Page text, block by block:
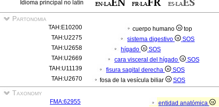
Idioma principal no latín
Partonomia
TAH:E10200 cuerpo humano
top
TAH:U2275
sistema digestivo
SOS
TAH:U2658
hígado
SOS
TAH:U2669
cara visceral del hígado
SOS
TAH:U11139
fisura sagital derecha
SOS
TAH:U2670
fosa de la vesícula biliar SOS
Taxonomy
FMA:62955
entidad anatómica